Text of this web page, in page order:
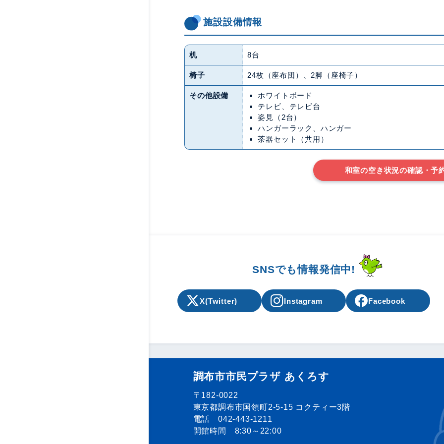
施設設備情報
机 8台
椅子 24枚（座布団）、2脚（座椅子）
その他設備
ホワイトボード
テレビ、テレビ台
姿見（2台）
ハンガーラック、ハンガー
茶器セット（共用）
和室の空き状況の確認・予
SNSでも情報発信中!
X(Twitter) Instagram Facebook
調布市市民プラザ あくろす
〒182-0022
東京都調布市国領町2-5-15 コクティー3階
電話 042-443-1211
開館時間 8:30～22:00